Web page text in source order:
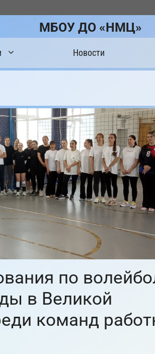
МБОУ ДО «НМЦ»
Новости
по
в Великой
команд